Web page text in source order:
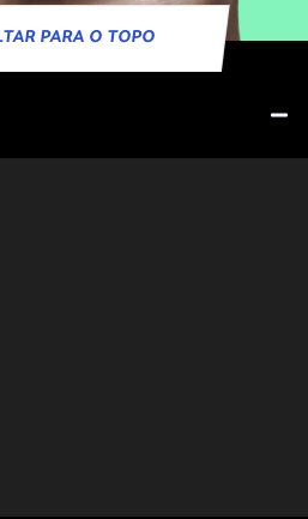
PARA O TOPO